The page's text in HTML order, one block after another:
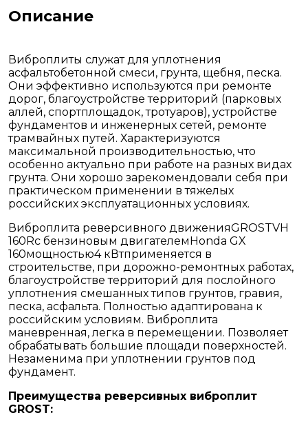
Описание
Виброплиты служат для уплотнения
асфальтобетонной смеси, грунта, щебня, песка.
Они эффективно используются при ремонте
дорог, благоустройстве территорий (парковых
аллей, спортплощадок, тротуаров), устройстве
фундаментов и инженерных сетей, ремонте
трамвайных путей. Характеризуются
максимальной производительностью, что
особенно актуально при работе на разных видах
грунта. Они хорошо зарекомендовали себя при
практическом применении в тяжелых
российских эксплуатационных условиях.
Виброплита реверсивного движенияGROSTVH
160Rс бензиновым двигателемHonda GX
160мощностью4 кВтприменяется в
строительстве, при дорожно-ремонтных работах,
благоустройстве территорий для послойного
уплотнения смешанных типов грунтов, гравия,
песка, асфальта. Полностью адаптирована к
российским условиям. Виброплита
маневренная, легка в перемещении. Позволяет
обрабатывать большие площади поверхностей.
Незаменима при уплотнении грунтов под
фундамент.
Преимущества реверсивных виброплит
GROST: